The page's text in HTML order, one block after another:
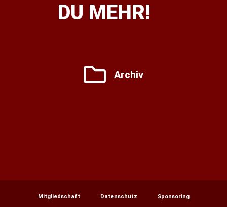
DU MEHR!
Archiv
Mitgliedschaft Datenschutz Sponsoring